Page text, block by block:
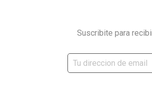
Suscribite para